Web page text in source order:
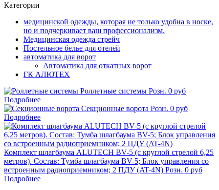
Категории
медицинской одежды, которая не только удобна в носке,
но и подчеркивает ваш профессионализм.
Медицинская одежда стрейч
Постельное белье для отелей
автоматика для ворот
Автоматика для откатных ворот
ГК АЛЮТЕХ
Роллетные системы Розн. 0 руб
Подробнее
Секционные ворота Розн. 0 руб
Подробнее
Комплект шлагбаума ALUTECH BV-5 (с круглой стрелой 6,25
метров). Состав: Тумба шлагбаума BV-5; Блок управления со
встроенным радиоприемником; 2 ПДУ (AT-4N) Розн. 0 руб
Подробнее